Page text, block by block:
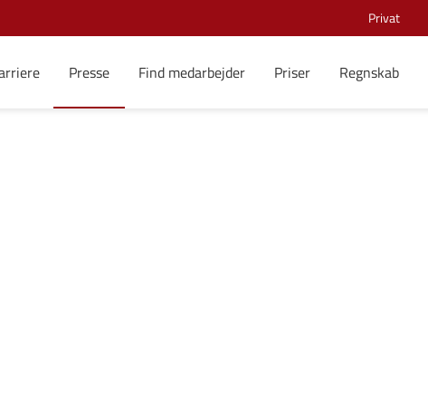
Privat
Presse Find medarbejder Priser Regnskab